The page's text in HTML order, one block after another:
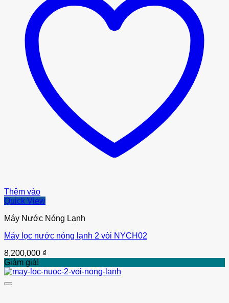
Thêm vào
Quick View
Máy Nước Nóng Lạnh
Máy lọc nước nóng lạnh 2 vòi NYCH02
8,200,000 ₫
Giảm giá!